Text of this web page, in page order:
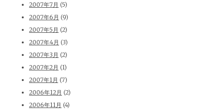
2007年7月 (5)
2007年6月 (9)
2007年5月 (2)
2007年4月 (3)
2007年3月 (2)
2007年2月 (1)
2007年1月 (7)
2006年12月 (2)
2006年11月 (4)